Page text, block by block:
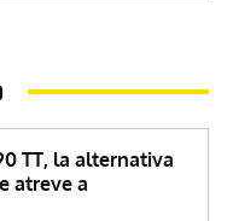
TT, la alternativa
atreve a